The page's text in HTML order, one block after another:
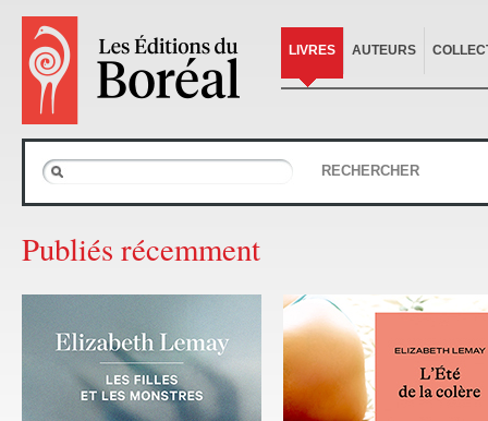
LIVRES AUTEURS
RECHERCHER
Publiés récemment